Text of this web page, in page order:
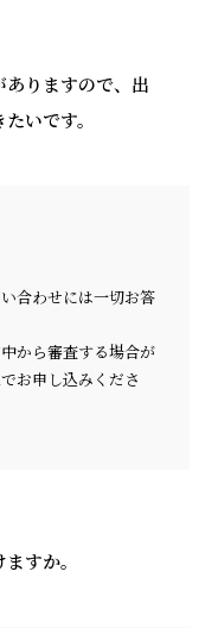
りますので、出
いです。
合わせには一切お答
から審査する場合が
お申し込みくださ
ますか。